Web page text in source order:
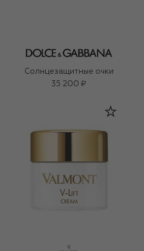
Солнцезащитные очки
35 200 ₽